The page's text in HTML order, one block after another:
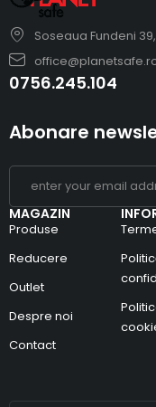
Soseaua Fundeni
0756.245.104
MAGAZIN
Produse
Reducere
Outlet
Despre noi
Contact
Abonare